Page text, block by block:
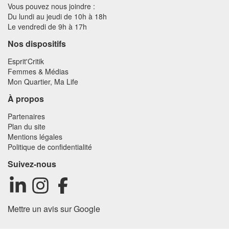
Vous pouvez nous joindre :
Du lundi au jeudi de 10h à 18h
Le vendredi de 9h à 17h
Nos dispositifs
Esprit'Critik
Femmes & Médias
Mon Quartier, Ma Life
À propos
Partenaires
Plan du site
Mentions légales
Politique de confidentialité
Suivez-nous
Mettre un avis sur Google